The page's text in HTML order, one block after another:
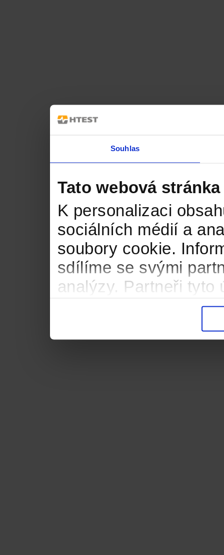
Souhlas
Tato webová
K personalizaci
sociálních médií a
soubory cookie.
sdílíme se svými
analýzy. Partneři tyto
informacemi, které